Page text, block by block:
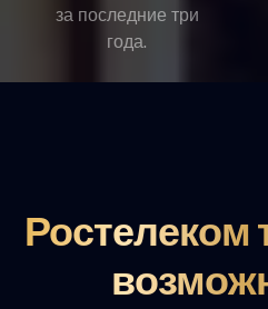
за последние три
года.
Ростелеком